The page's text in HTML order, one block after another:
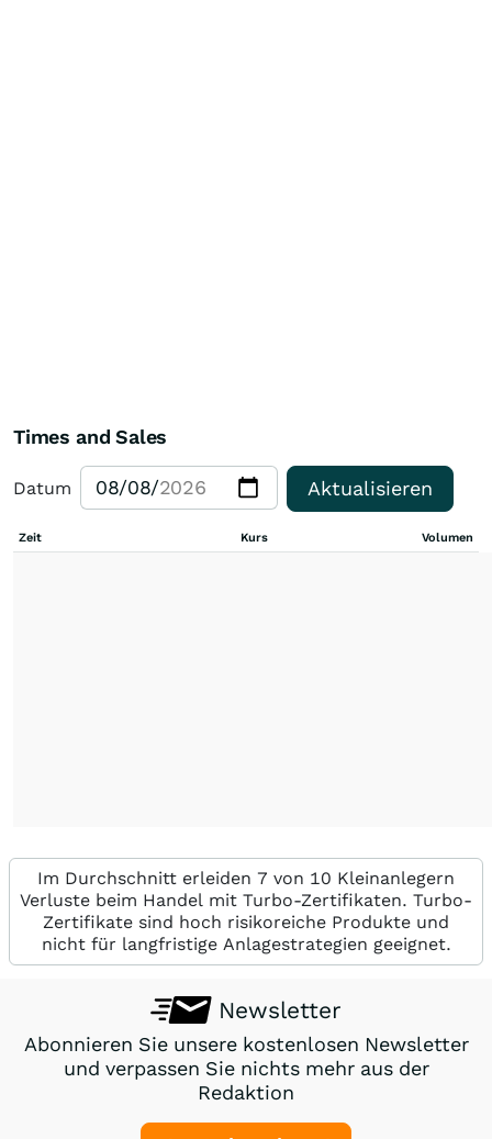
Times and Sales
Datum Aktualisieren
Zeit Kurs Volumen
Im Durchschnitt erleiden 7 von 10 Kleinanlegern
Verluste beim Handel mit Turbo-Zertifikaten. Turbo-
Zertifikate sind hoch risikoreiche Produkte und
nicht für langfristige Anlagestrategien geeignet.
Newsletter
Abonnieren Sie unsere kostenlosen Newsletter
und verpassen Sie nichts mehr aus der
Redaktion